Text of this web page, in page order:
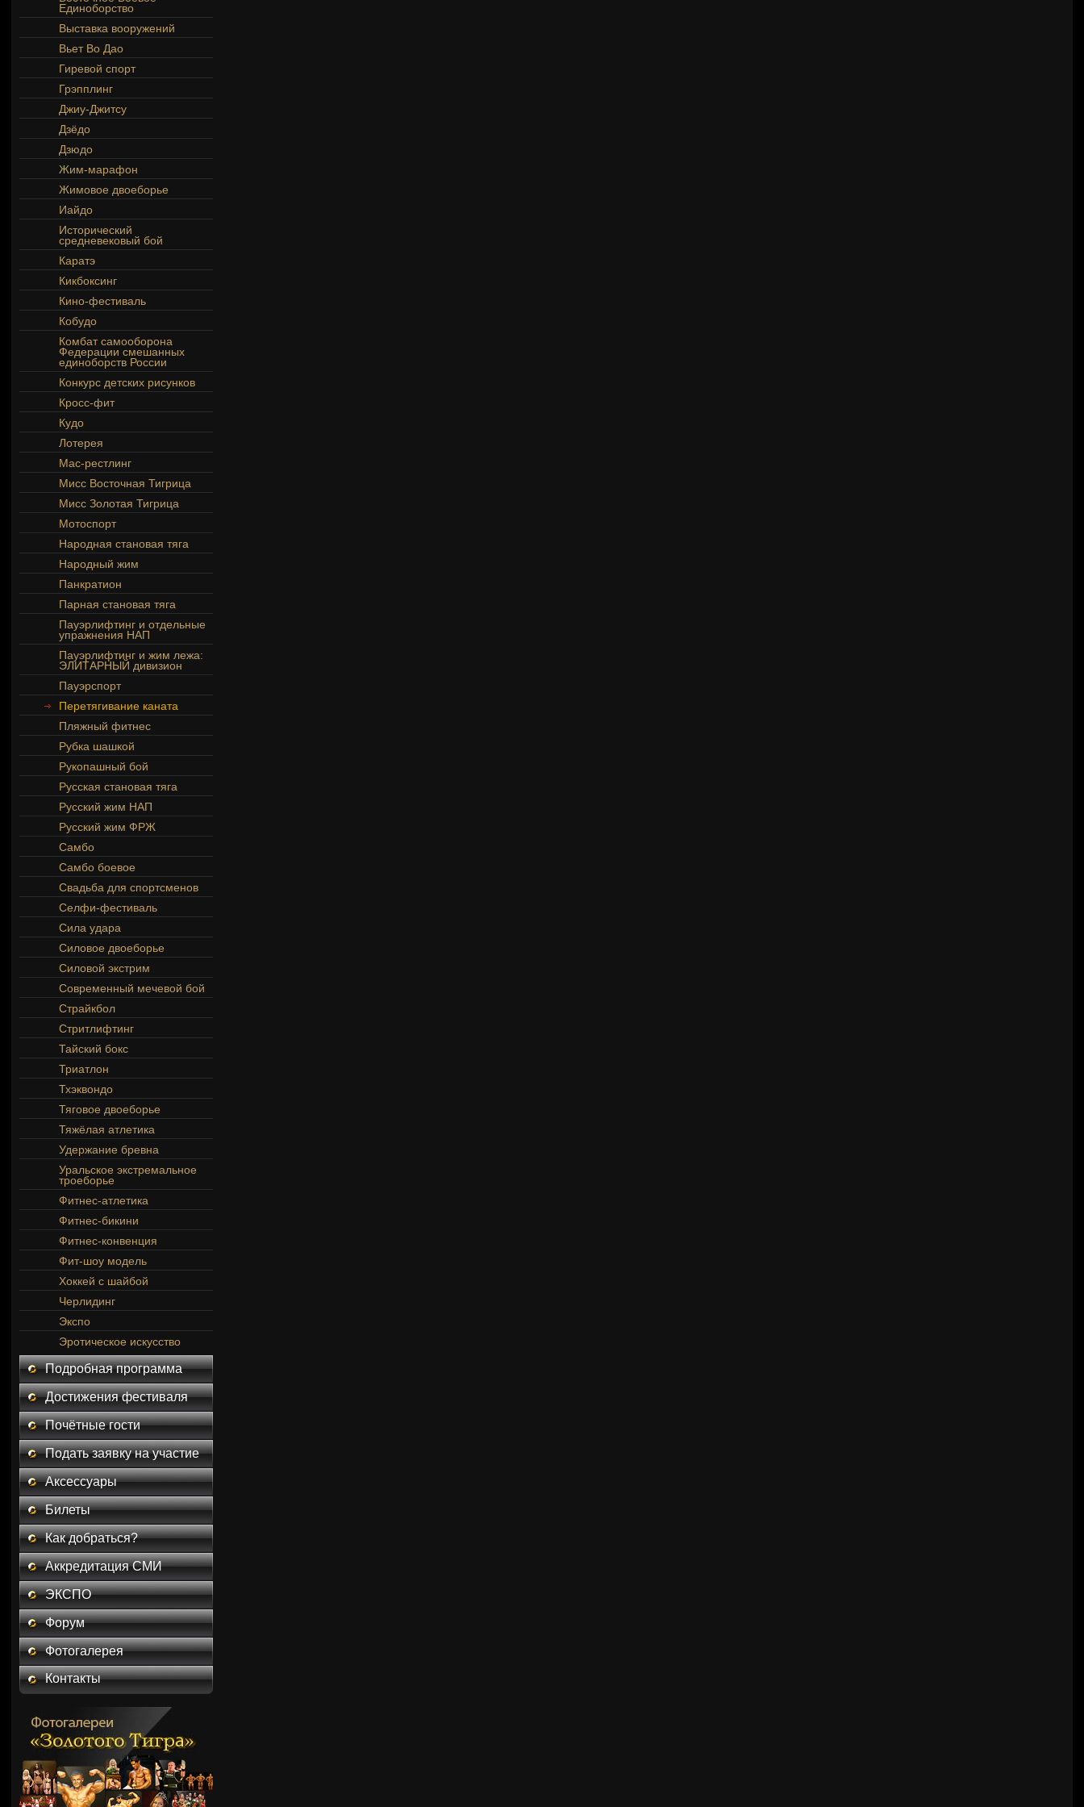
Единоборство
Выставка вооружений
Вьет Во Дао
Гиревой спорт
Грэпплинг
Джиу-Джитсу
Дзёдо
Дзюдо
Жим-марафон
Жимовое двоеборье
Иайдо
Исторический
средневековый бой
Каратэ
Кикбоксинг
Кино-фестиваль
Кобудо
Комбат самооборона
Федерации смешанных
единоборств России
Конкурс детских рисунков
Кросс-фит
Кудо
Лотерея
Мас-рестлинг
Мисс Восточная Тигрица
Мисс Золотая Тигрица
Мотоспорт
Народная становая тяга
Народный жим
Панкратион
Парная становая тяга
Пауэрлифтинг и отдельные
упражнения НАП
Пауэрлифтинг и жим лежа:
ЭЛИТАРНЫЙ дивизион
Пауэрспорт
Перетягивание каната
Пляжный фитнес
Рубка шашкой
Рукопашный бой
Русская становая тяга
Русский жим НАП
Русский жим ФРЖ
Самбо
Самбо боевое
Свадьба для спортсменов
Селфи-фестиваль
Сила удара
Силовое двоеборье
Силовой экстрим
Современный мечевой бой
Страйкбол
Стритлифтинг
Тайский бокс
Триатлон
Тхэквондо
Тяговое двоеборье
Тяжёлая атлетика
Удержание бревна
Уральское экстремальное
троеборье
Фитнес-атлетика
Фитнес-бикини
Фитнес-конвенция
Фит-шоу модель
Хоккей с шайбой
Черлидинг
Экспо
Эротическое искусство
Подробная программа
Достижения фестиваля
Почётные гости
Подать заявку на участие
Аксессуары
Билеты
Как добраться?
Аккредитация СМИ
ЭКСПО
Форум
Фотогалерея
Контакты